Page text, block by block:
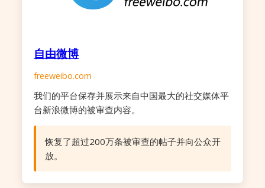
自由微博
freeweibo.com
我们的平台保存并展示来自中国最大的社交媒体平
台新浪微博的被审查内容。
恢复了超过200万条被审查的帖子并向公众开
放。